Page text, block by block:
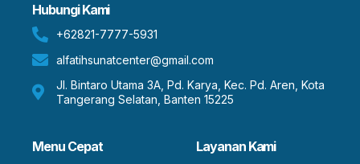
Hubungi Kami
+62821-7777-5931
alfatihsunatcenter@gmail.com
Jl. Bintaro Utama 3A, Pd. Karya, Kec. Pd. Aren, Kota
Tangerang Selatan, Banten 15225
Menu Cepat Layanan Kami